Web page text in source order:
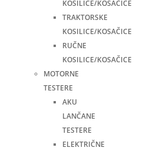
KOSILICE/KOSAČICE
TRAKTORSKE
KOSILICE/KOSAČICE
RUČNE
KOSILICE/KOSAČICE
MOTORNE
TESTERE
AKU
LANČANE
TESTERE
ELEKTRIČNE